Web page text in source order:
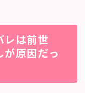
レは前世
が原因だっ